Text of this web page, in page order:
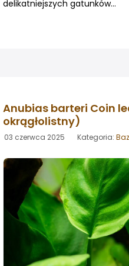
delikatniejszych gatunków...
Anubias barteri Coin
okrągłolistny)
03 czerwca 2025 Kategoria: